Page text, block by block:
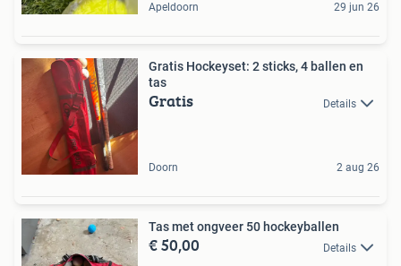
Apeldoorn 29 jun 26
Gratis Hockeyset: 2 sticks, 4 ballen en
tas
Gratis Details
Doorn 2 aug 26
Tas met ongveer 50 hockeyballen
€ 50,00 Details